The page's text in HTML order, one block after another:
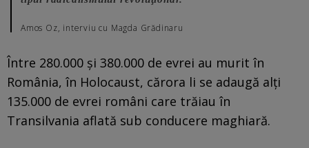
Amos Oz, interviu cu Magda Grădinaru
Între 280.000 şi 380.000 de evrei au murit în
România, în Holocaust, cărora li se adaugă alți
135.000 de evrei români care trăiau în
Transilvania aflată sub conducere maghiară.